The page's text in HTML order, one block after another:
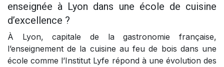
enseignée à Lyon dans une école de cuisine
d’excellence ?
À Lyon, capitale de la gastronomie française,
l’enseignement de la cuisine au feu de bois dans une
école comme l’Institut Lyfe répond à une évolution des